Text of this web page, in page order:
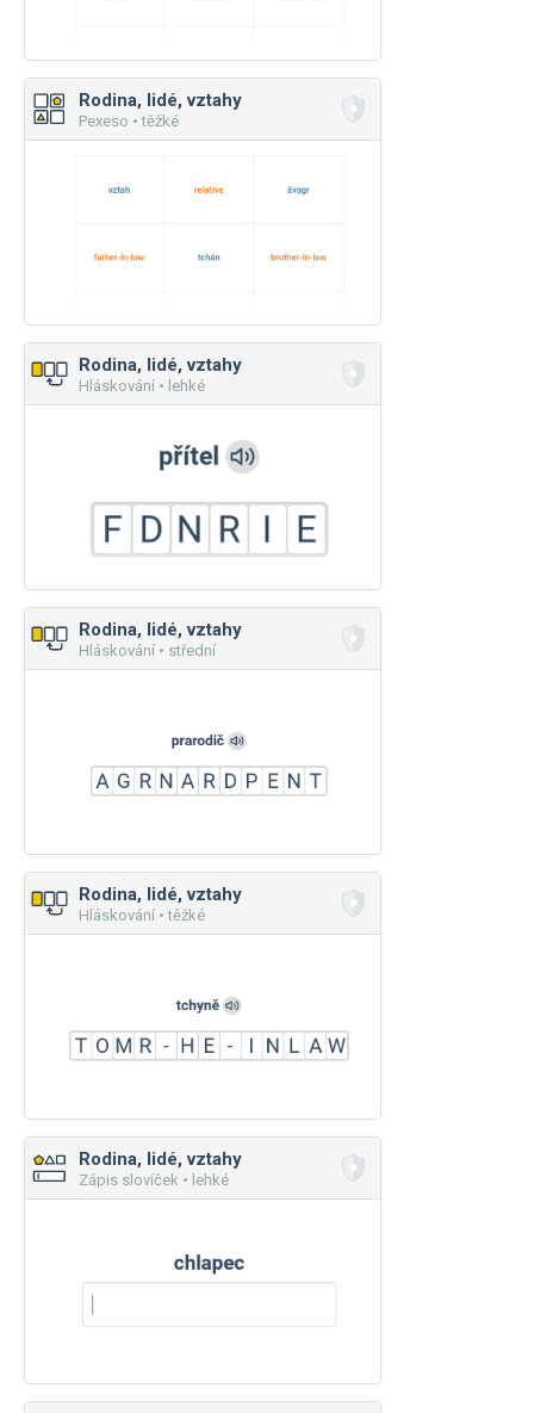
Rodina, lidé, vztahy
Pexeso • těžké
Rodina, lidé, vztahy
Hláskování • lehké
Rodina, lidé, vztahy
Hláskování • střední
Rodina, lidé, vztahy
Hláskování • těžké
Rodina, lidé, vztahy
Zápis slovíček • lehké